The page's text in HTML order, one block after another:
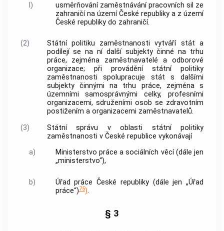
l)
usměrňování zaměstnávání pracovních sil ze
zahraničí na území České republiky a z území
České republiky do zahraničí.
(2)
Státní politiku zaměstnanosti vytváří stát a
podílejí se na ní další subjekty činné na trhu
práce, zejména zaměstnavatelé a odborové
organizace; při provádění státní politiky
zaměstnanosti spolupracuje stát s dalšími
subjekty činnými na trhu práce, zejména s
územními samosprávnými celky, profesními
organizacemi, sdruženími osob se zdravotním
postižením a organizacemi zaměstnavatelů.
(3)
Státní správu v oblasti státní politiky
zaměstnanosti v České republice vykonávají
a)
Ministerstvo práce a sociálních věcí (dále jen
„ministerstvo“),
b)
Úřad práce České republiky (dále jen „Úřad
práce“)75).
§ 3